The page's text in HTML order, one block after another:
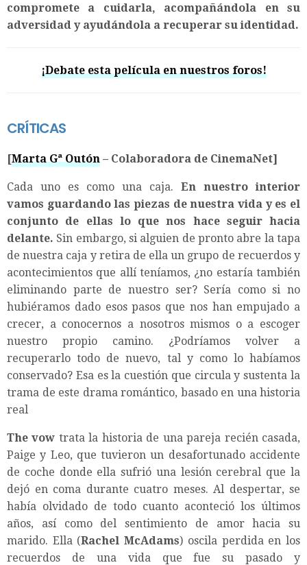
compromete a cuidarla, acompañándola en su
adversidad y ayudándola a recuperar su identidad.
¡Debate esta película en nuestros foros!
CRÍTICAS
[Marta Gª Outón – Colaboradora de CinemaNet]
Cada uno es como una caja. En nuestro interior
vamos guardando las piezas de nuestra vida y es el
conjunto de ellas lo que nos hace seguir hacia
delante. Sin embargo, si alguien de pronto abre la tapa
de nuestra caja y retira de ella un grupo de recuerdos y
acontecimientos que allí teníamos, ¿no estaría también
eliminando parte de nuestro ser? Sería como si no
hubiéramos dado esos pasos que nos han empujado a
crecer, a conocernos a nosotros mismos o a escoger
nuestro propio camino. ¿Podríamos volver a
recuperarlo todo de nuevo, tal y como lo habíamos
conservado? Esa es la cuestión que circula y sustenta la
trama de este drama romántico, basado en una historia
real
The vow trata la historia de una pareja recién casada,
Paige y Leo, que tuvieron un desafortunado accidente
de coche donde ella sufrió una lesión cerebral que la
dejó en coma durante cuatro meses. Al despertar, se
había olvidado de todo cuanto aconteció los últimos
años, así como del sentimiento de amor hacia su
marido. Ella (Rachel McAdams) oscila perdida en los
recuerdos de una vida que fue su pasado y